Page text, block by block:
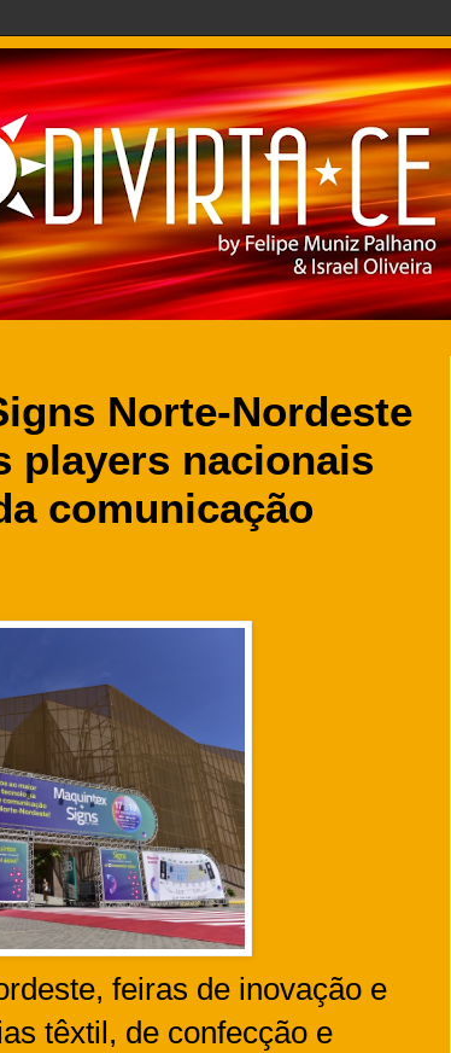
Norte-Nordeste
players nacionais
comunicação
feiras de inovação e
têxtil, de confecção e